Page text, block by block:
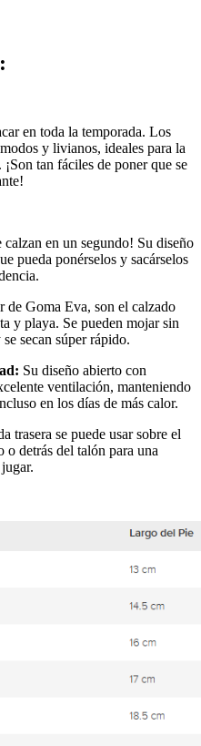
:
en toda la temporada. Los
y livianos, ideales para la
tan fáciles de poner que se
calzan en un segundo! Su diseño
pueda ponérselos y sacárselos
de Goma Eva, son el calzado
y playa. Se pueden mojar sin
secan súper rápido.
Su diseño abierto con
ventilación, manteniendo
en los días de más calor.
trasera se puede usar sobre el
o detrás del talón para una